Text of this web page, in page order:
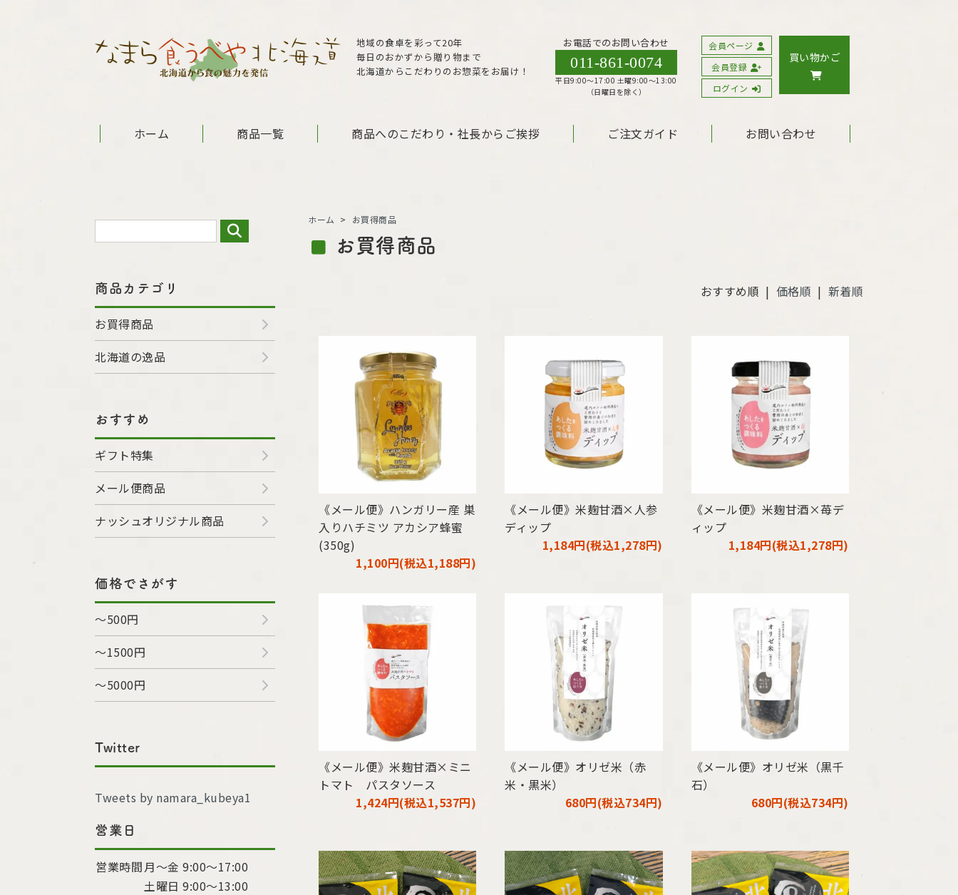
地域の食卓を彩って20年
毎日のおかずから贈り物まで
北海道からこだわりのお惣菜をお届け！
お電話でのお問い合わせ
011-861-0074
平日9:00〜17:00 土曜9:00〜13:00
（日曜日を除く）
会員ページ
会員登録
ログイン
買い物かご
ホーム 商品一覧 商品へのこだわり・社長からご挨拶 ご注文ガイド お問い合わせ
ホーム > お買得商品
お買得商品
おすすめ順 | 価格順 | 新着順
《メール便》ハンガリー産 巣
入りハチミツ アカシア蜂蜜
(350g)
1,100円(税込1,188円)
《メール便》米麹甘酒×人参
ディップ
1,184円(税込1,278円)
《メール便》米麹甘酒×苺デ
ィップ
1,184円(税込1,278円)
《メール便》米麹甘酒×ミニ
トマト パスタソース
1,424円(税込1,537円)
《メール便》オリゼ米（赤
米・黒米）
680円(税込734円)
《メール便》オリゼ米（黒千
石）
680円(税込734円)
商品カテゴリ
お買得商品
北海道の逸品
おすすめ
ギフト特集
メール便商品
ナッシュオリジナル商品
価格でさがす
～500円
～1500円
～5000円
Twitter
Tweets by namara_kubeya1
営業日
営業時間 月～金 9:00〜17:00
土曜日 9:00〜13:00